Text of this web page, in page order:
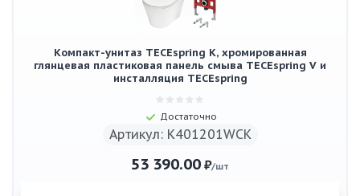
Компакт-унитаз TECEspring K, хромированная
глянцевая пластиковая панель смыва TECEspring V и
инсталляция TECEspring
Достаточно
Артикул: K401201WCK
53 390.00 ₽/шт